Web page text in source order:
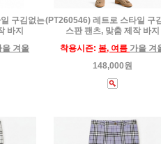
구김없는
바지
을 겨울
(PT260546) 레트로 스타일 구
스판 팬츠, 맞춤 제작 바지
착용시즌: 봄, 여름 가을 겨
148,000원